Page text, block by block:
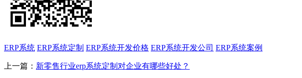
ERP系统 ERP系统定制 ERP系统开发价格 ERP系统开发公司 ERP系统案例
上一篇： 新零售行业erp系统定制对企业有哪些好处？